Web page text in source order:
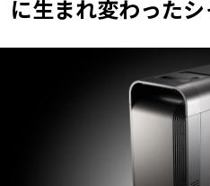
に生まれ変わった